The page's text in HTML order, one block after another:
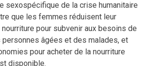
sexospécifique de la crise humanitaire
que les femmes réduisent leur
pour subvenir aux besoins de
âgées et des malades, et
pour acheter de la nourriture
disponible.